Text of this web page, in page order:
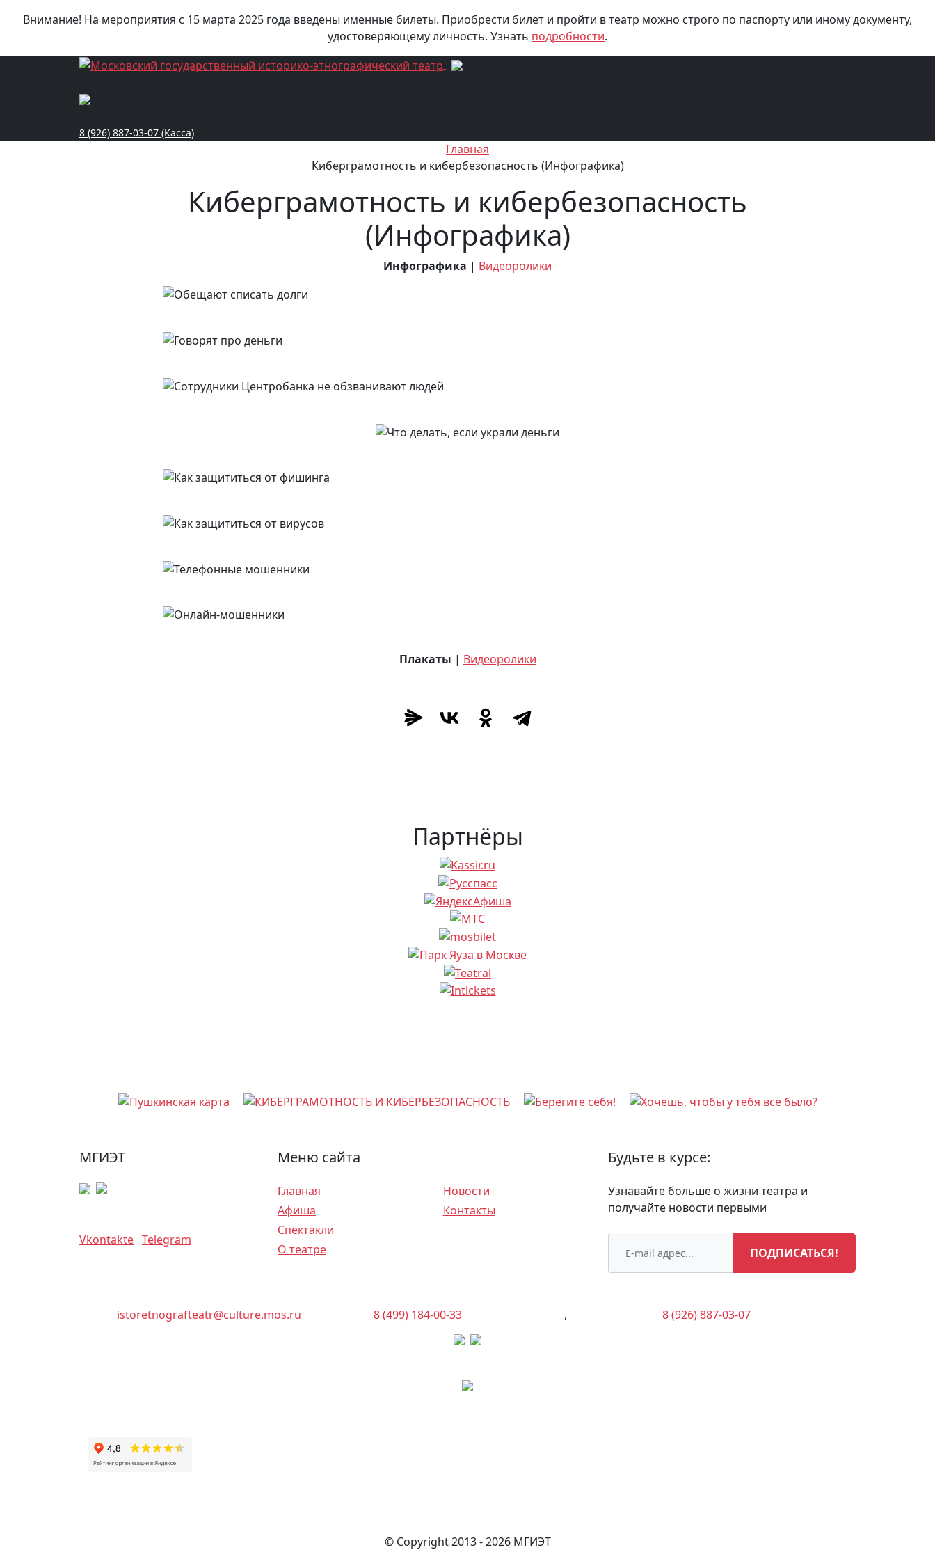
Внимание! На мероприятия с 15 марта 2025 года введены именные билеты. Приобрести билет и пройти в театр можно строго по паспорту или иному документу,
удостоверяющему личность. Узнать подробности.
8 (926) 887-03-07 (Касса)
Главная
Киберграмотность и кибербезопасность (Инфографика)
Киберграмотность и кибербезопасность
(Инфографика)
Инфографика | Видеоролики
Плакаты | Видеоролики
Партнёры
МГИЭТ
Vkontakte Telegram
Меню сайта
Главная
Афиша
Спектакли
О театре
Новости
Контакты
Будьте в курсе:
Узнавайте больше о жизни театра и
получайте новости первыми
ПОДПИСАТЬСЯ!
istoretnografteatr@culture.mos.ru 8 (499) 184-00-33 , 8 (926) 887-03-07
© Copyright 2013 - 2026 МГИЭТ